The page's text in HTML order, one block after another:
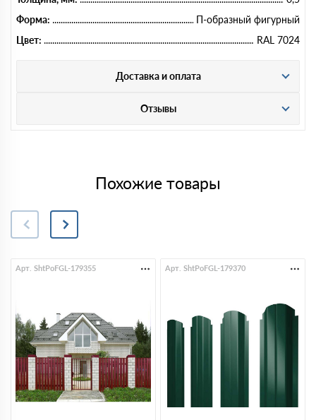
Форма:
П-образный фигурный
Цвет:
RAL 7024
Доставка и оплата
Отзывы
Похожие товары
Арт. ShtPoFGL-179355 Арт. ShtPoFGL-179370